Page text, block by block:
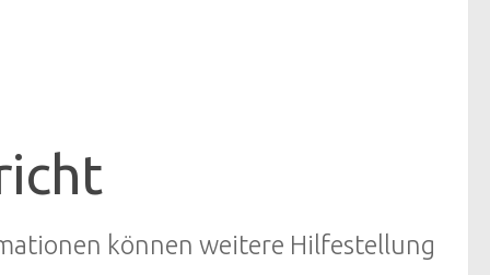
können weitere Hilfestellung